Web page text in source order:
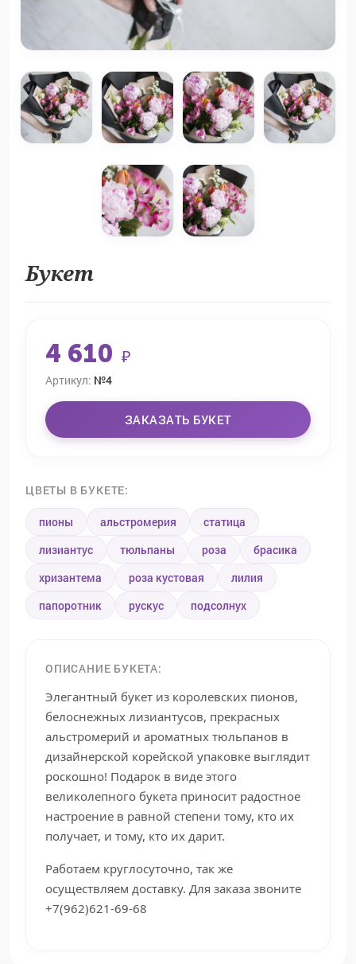
Букет
4 610 ₽
Артикул: №4
ЗАКАЗАТЬ БУКЕТ
ЦВЕТЫ В БУКЕТЕ:
пионы альстромерия
статица
лизиантус
тюльпаны роза
брасика
хризантема
роза кустовая
лилия
папоротник
рускус подсолнух
ОПИСАНИЕ БУКЕТА:
Элегантный букет из королевских пионов,
белоснежных лизиантусов, прекрасных
альстромерий и ароматных тюльпанов в
дизайнерской корейской упаковке выглядит
роскошно! Подарок в виде этого
великолепного букета приносит радостное
настроение в равной степени тому, кто их
получает, и тому, кто их дарит.
Работаем круглосуточно, так же
осуществляем доставку. Для заказа звоните
+7(962)621-69-68